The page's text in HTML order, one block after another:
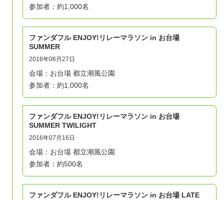
参加者：約1,000名
ファンダフル ENJOY!リレーマラソン in お台場
SUMMER
2016年06月27日
会場：お台場 都立潮風公園
参加者：約1,000名
ファンダフル ENJOY!リレーマラソン in お台場
SUMMER TWILIGHT
2016年07月16日
会場：お台場 都立潮風公園
参加者：約500名
ファンダフル ENJOY!リレーマラソン in お台場 LATE